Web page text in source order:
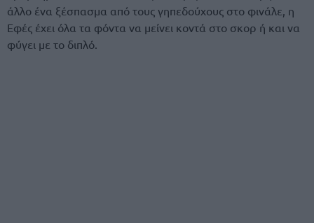
άλλο ένα ξέσπασμα από τους γηπεδούχους στο φινάλε, η
Εφές έχει όλα τα φόντα να μείνει κοντά στο σκορ ή και να
φύγει με το διπλό.